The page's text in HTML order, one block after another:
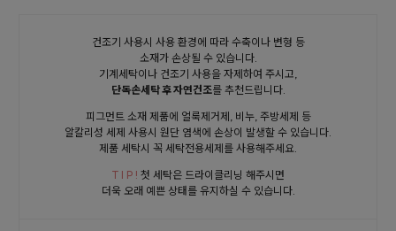
건조기 사용시 사용 환경에 따라 수축이나 변형 등
소재가 손상될 수 있습니다.
기계세탁이나 건조기 사용을 자제하여 주시고,
단독손세탁 후 자연건조를 추천드립니다.
피그먼트 소재 제품에 얼룩제거제, 비누, 주방세제 등
알칼리성 세제 사용시 원단 염색에 손상이 발생할 수 있습니다.
제품 세탁시 꼭 세탁전용세제를 사용해주세요.
T I P ! 첫 세탁은 드라이클리닝 해주시면
더욱 오래 예쁜 상태를 유지하실 수 있습니다.